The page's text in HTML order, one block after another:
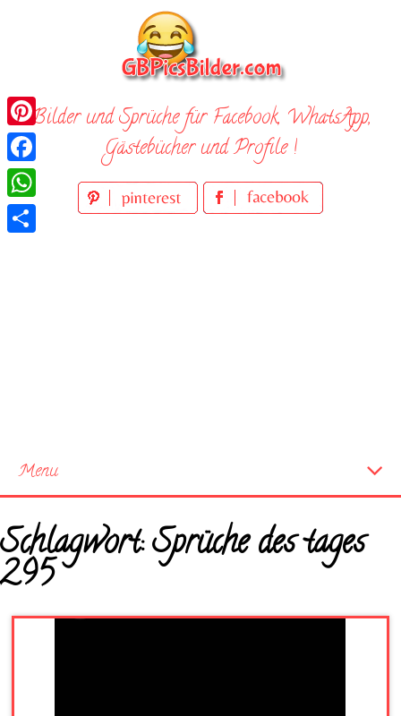
Bilder und Sprüche für Facebook, WhatsApp,
Gästebücher und Profile !
Menu
Startseite
Neue Bilder
Schlagwort:Sprüche des tages
295
Pinterest
Facebook
WhatsApp